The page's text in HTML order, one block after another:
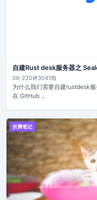
自建Rust desk服务器之
06-220评3041阅
为什么我们需要自建rustdesk
在 GitHub ...
折腾笔记